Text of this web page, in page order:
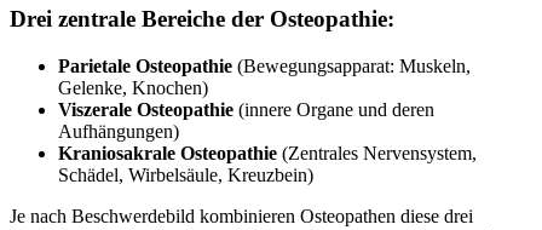
Drei zentrale Bereiche der Osteopathie:
Parietale Osteopathie (Bewegungsapparat: Muskeln,
Gelenke, Knochen)
Viszerale Osteopathie (innere Organe und deren
Aufhängungen)
Kraniosakrale Osteopathie (Zentrales Nervensystem,
Schädel, Wirbelsäule, Kreuzbein)
Je nach Beschwerdebild kombinieren Osteopathen diese drei